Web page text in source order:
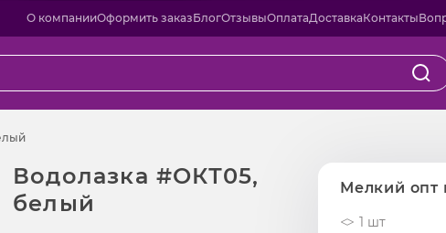
О компанииОформить заказБлогОтзывыОплатаДоставкаКонтакты
Водолазка #ОКТ05, белый
Водолазка #ОКТ05,
белый
Мелкий опт
1 шт